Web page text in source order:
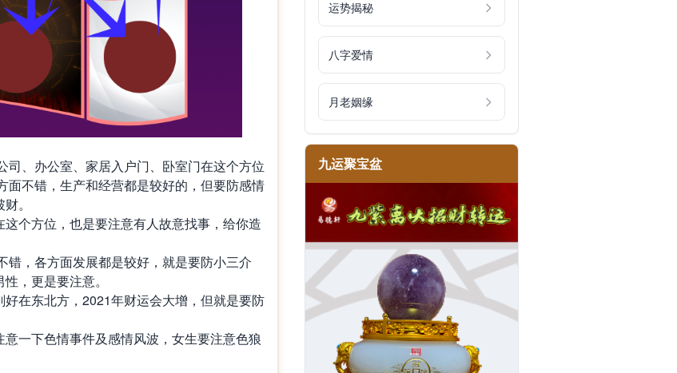
司、办公室、家居入户门、卧室门在这个方位
面不错，生产和经营都是较好的，但要防感情
。
个方位，也是要注意有人故意找事，给你造
错，各方面发展都是较好，就是要防小三介
，更是要注意。
在东北方， 2021年财运会大增，但就是要防
一下色情事件及感情风波，女生要注意色狼
运势揭秘
八字爱情
月老姻缘
九运聚宝盆